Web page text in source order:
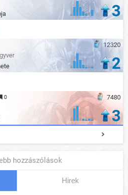
3
12320
2
7480
0
3
hozzászólások
Hirek